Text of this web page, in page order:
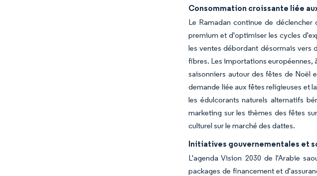
Consommation croissante liée
Le Ramadan continue de
premium et d'optimiser les cycles
les ventes débordant désormais vers
fibres. Les importations européennes,
saisonniers autour des fêtes de Noël
demande liée aux fêtes religieuses et
les édulcorants naturels alternatifs
marketing sur les thèmes des fêtes
culturel sur le marché des dattes.
Initiatives gouvernementales et
L'agenda Vision 2030 de l'Arabie
packages de financement et